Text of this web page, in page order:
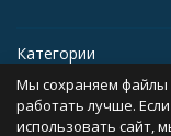
Категории
Информация
Мы сохраняем файлы
работать лучше.
использовать сайт,